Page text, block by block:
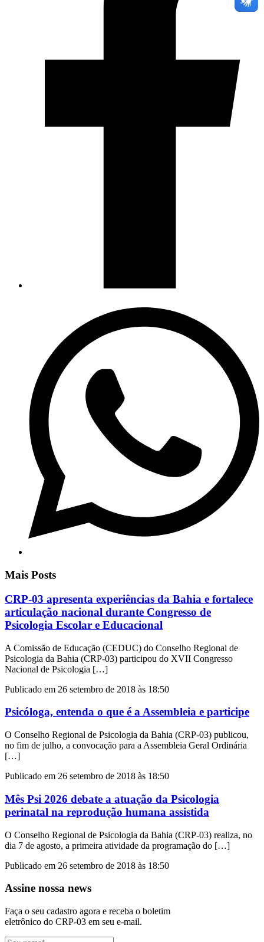
Mais Posts
CRP-03 apresenta experiências da Bahia e fortalece
articulação nacional durante Congresso de
Psicologia Escolar e Educacional
A Comissão de Educação (CEDUC) do Conselho Regional de
Psicologia da Bahia (CRP-03) participou do XVII Congresso
Nacional de Psicologia […]
Publicado em 26 setembro de 2018 às 18:50
Psicóloga, entenda o que é a Assembleia e participe
O Conselho Regional de Psicologia da Bahia (CRP-03) publicou,
no fim de julho, a convocação para a Assembleia Geral Ordinária
[…]
Publicado em 26 setembro de 2018 às 18:50
Mês Psi 2026 debate a atuação da Psicologia
perinatal na reprodução humana assistida
O Conselho Regional de Psicologia da Bahia (CRP-03) realiza, no
dia 7 de agosto, a primeira atividade da programação do […]
Publicado em 26 setembro de 2018 às 18:50
Assine nossa news
Faça o seu cadastro agora e receba o boletim
eletrônico do CRP-03 em seu e-mail.